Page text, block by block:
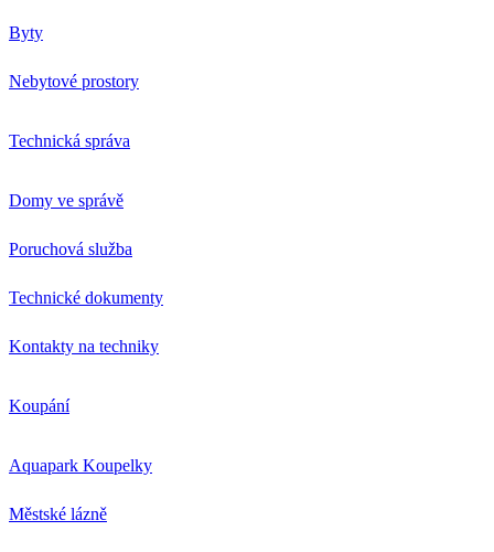
Byty
Nebytové prostory
Technická správa
Domy ve správě
Poruchová služba
Technické dokumenty
Kontakty na techniky
Koupání
Aquapark Koupelky
Městské lázně